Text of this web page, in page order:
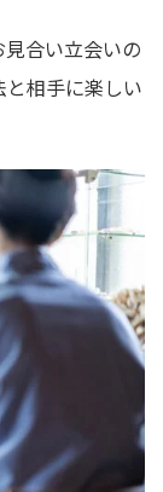
合い立会いの
相手に楽しい